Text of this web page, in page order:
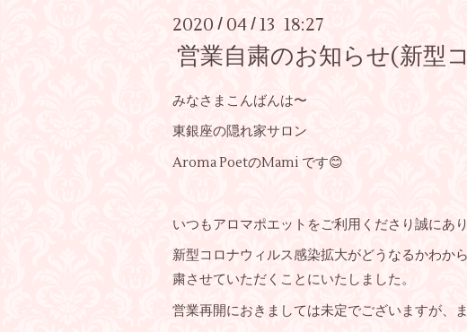
2020 / 04 / 13 18:27
営業自粛のお知らせ(新型
みなさまこんばんは〜
東銀座の隠れ家サロン
Aroma PoetのMami です😊
いつもアロマポエットをご利用くださり誠にあ
新型コロナウィルス感染拡大がどうなるかわか
粛させていただくことにいたしました。
営業再開におきましては未定でございますが、